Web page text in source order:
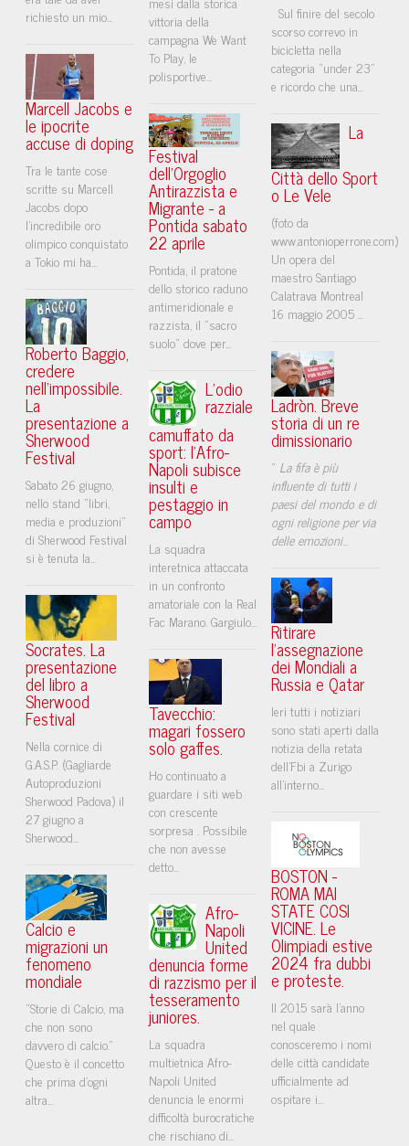
richiesto un mio...
Marcell Jacobs e
le ipocrite
accuse di doping
Tra le tante cose
scritte su Marcell
Jacobs dopo
l’incredibile oro
olimpico conquistato
a Tokio mi ha...
Roberto Baggio,
credere
nell'impossibile.
La
presentazione a
Sherwood
Festival
Sabato 26 giugno,
nello stand “libri,
media e produzioni”
di Sherwood Festival
si è tenuta la...
Socrates. La
presentazione
del libro a
Sherwood
Festival
Nella cornice di
G.A.S.P. (Gagliarde
Autoproduzioni
Sherwood Padova) il
27 giugno a
Sherwood...
Calcio e
migrazioni un
fenomeno
mondiale
“Storie di Calcio, ma
che non sono
davvero di calcio.”
Questo è il concetto
che prima d'ogni
altra...
vittoria della
campagna We Want
To Play, le
polisportive...
Festival
dell'Orgoglio
Antirazzista e
Migrante - a
Pontida sabato
22 aprile
Pontida, il pratone
dello storico raduno
antimeridionale e
razzista, il "sacro
suolo" dove per...
L’odio
razziale
camuffato da
sport: l’Afro-
Napoli subisce
insulti e
pestaggio in
campo
La squadra
interetnica attaccata
in un confronto
amatoriale con la Real
Fac Marano. Gargiulo...
Tavecchio:
magari fossero
solo gaffes.
Ho continuato a
guardare i siti web
con crescente
sorpresa . Possibile
che non avesse
detto...
Afro-
Napoli
United
denuncia forme
di razzismo per il
tesseramento
juniores.
La squadra
multietnica Afro-
Napoli United
denuncia le enormi
difficoltà burocratiche
che rischiano di...
Sul finire del secolo
scorso correvo in
bicicletta nella
categoria "under 23"
e ricordo che una...
La
Città dello Sport
o Le Vele
(foto da
www.antonioperrone.com)
Un opera del
maestro Santiago
Calatrava Montreal
16 maggio 2005 ...
Ladròn. Breve
storia di un re
dimissionario
“ La fifa è più
influente di tutti i
paesi del mondo e di
ogni religione per via
delle emozioni...
Ritirare
l'assegnazione
dei Mondiali a
Russia e Qatar
Ieri tutti i notiziari
sono stati aperti dalla
notizia della retata
dell'Fbi a Zurigo
all'interno...
BOSTON -
ROMA MAI
STATE COSI
VICINE. Le
Olimpiadi estive
2024 fra dubbi
e proteste.
Il 2015 sarà l'anno
nel quale
conosceremo i nomi
delle città candidate
ufficialmente ad
ospitare i...